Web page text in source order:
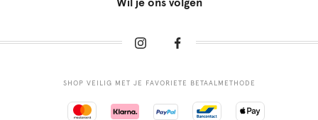
SHOP VEILIG MET JE FAVORIETE BETAALMETHODE